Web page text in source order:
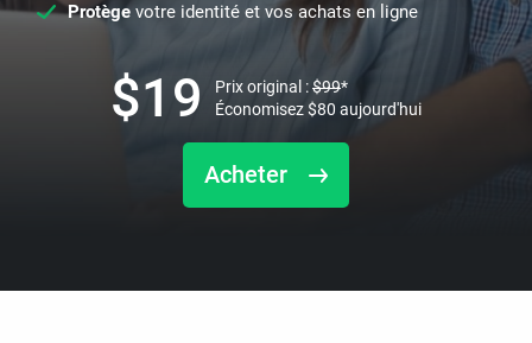
Protège votre identité et vos achats en ligne
Acheter
$19 Prix original :$99*
Économisez$80 aujourd'hui